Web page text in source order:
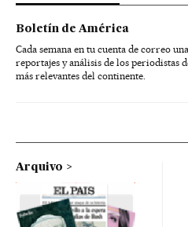
Boletín de América
Cada semana en tu cuenta de correo
reportajes y análisis de los periodistas
más relevantes del continente.
Arquivo